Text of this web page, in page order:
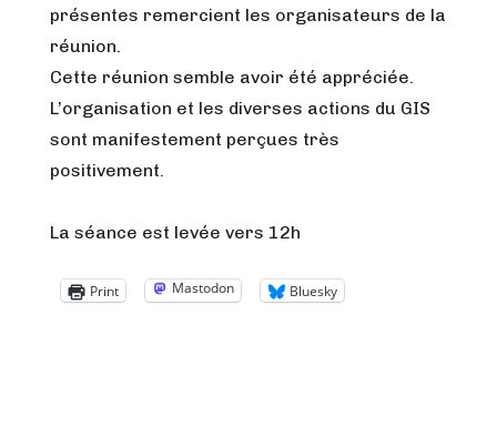
présentes remercient les organisateurs de la
réunion.
Cette réunion semble avoir été appréciée.
L’organisation et les diverses actions du GIS
sont manifestement perçues très
positivement.
La séance est levée vers 12h
Print Mastodon Bluesky